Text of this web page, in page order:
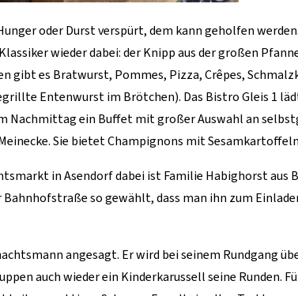
oder Durst verspürt, dem kann geholfen
wieder dabei: der Knipp aus der großen
gibt es Bratwurst, Pommes, Pizza, Crêpes,
Entenwurst im Brötchen). Das Bistro Gleis 1
ein Buffet mit großer Auswahl an
Sie bietet Champignons mit
in Asendorf dabei ist Familie Habighorst aus
so gewählt, dass man ihn zum
angesagt. Er wird bei seinem Rundgang
auch wieder ein Kinderkarussell seine Runden.